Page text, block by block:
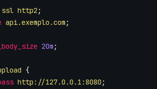
ssl http2 ;
api.exemplo.com ;
20m ;
{
http://127.0.0.1:8080 ;